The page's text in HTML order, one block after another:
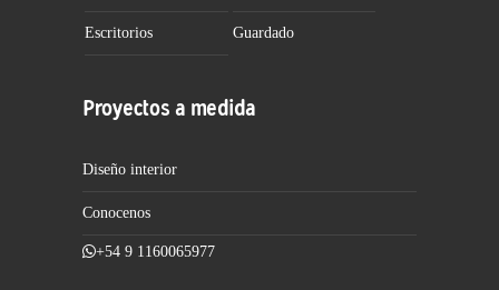
Escritorios Guardado
Proyectos a medida
Diseño interior
Conocenos
+54 9 1160065977